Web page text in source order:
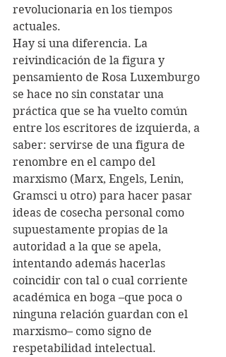
revolucionaria en los tiempos
actuales.
Hay si una diferencia. La
reivindicación de la figura y
pensamiento de Rosa Luxemburgo
se hace no sin constatar una
práctica que se ha vuelto común
entre los escritores de izquierda, a
saber: servirse de una figura de
renombre en el campo del
marxismo (Marx, Engels, Lenin,
Gramsci u otro) para hacer pasar
ideas de cosecha personal como
supuestamente propias de la
autoridad a la que se apela,
intentando además hacerlas
coincidir con tal o cual corriente
académica en boga –que poca o
ninguna relación guardan con el
marxismo– como signo de
respetabilidad intelectual.